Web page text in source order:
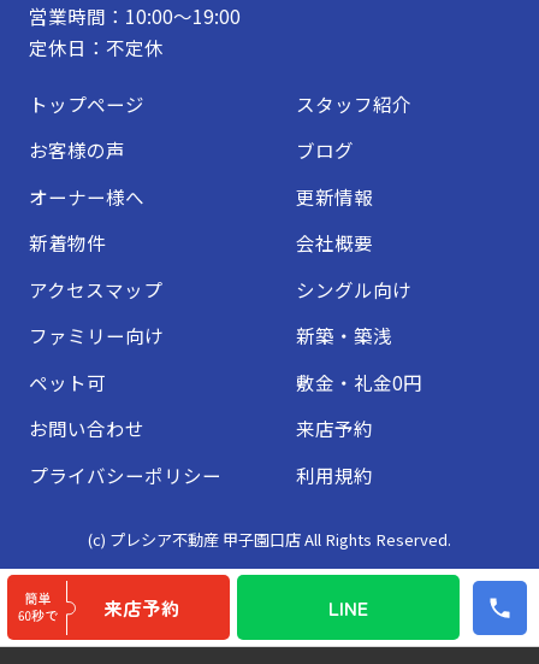
営業時間：10:00～19:00
定休日：不定休
トップページ
スタッフ紹介
お客様の声
ブログ
オーナー様へ
更新情報
新着物件
会社概要
アクセスマップ
シングル向け
ファミリー向け
新築・築浅
ペット可
敷金・礼金0円
お問い合わせ
来店予約
プライバシーポリシー
利用規約
(c) プレシア不動産 甲子園口店 All Rights Reserved.
来店予約 LINE